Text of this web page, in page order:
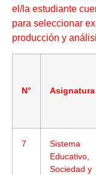
el/la estudiante
para seleccionar
producción y
N° Asignatura
7
Sistema
Educativo,
Sociedad y